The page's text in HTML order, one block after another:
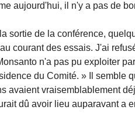
aujourd'hui, il n'y a pas de
sortie de la conférence,
courant des essais. J'ai
n'a pas pu exploiter
du Comité. » Il semble
avaient vraisemblablement
dû avoir lieu auparavant a